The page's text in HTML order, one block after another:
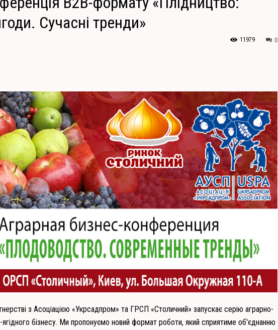
Сучасні тренди»
0
11979
з Асоціацією «Укрсадпром» та ГРСП «Столичний» запускає серію аграрно-
ягідного бізнесу. Ми пропонуємо новий формат роботи, який сприятиме об'єднанню